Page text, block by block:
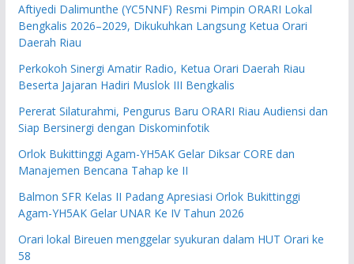
Aftiyedi Dalimunthe (YC5NNF) Resmi Pimpin ORARI Lokal
Bengkalis 2026–2029, Dikukuhkan Langsung Ketua Orari
Daerah Riau
Perkokoh Sinergi Amatir Radio, Ketua Orari Daerah Riau
Beserta Jajaran Hadiri Muslok III Bengkalis
Pererat Silaturahmi, Pengurus Baru ORARI Riau Audiensi dan
Siap Bersinergi dengan Diskominfotik
Orlok Bukittinggi Agam-YH5AK Gelar Diksar CORE dan
Manajemen Bencana Tahap ke II
Balmon SFR Kelas II Padang Apresiasi Orlok Bukittinggi
Agam-YH5AK Gelar UNAR Ke IV Tahun 2026
Orari lokal Bireuen menggelar syukuran dalam HUT Orari ke
58